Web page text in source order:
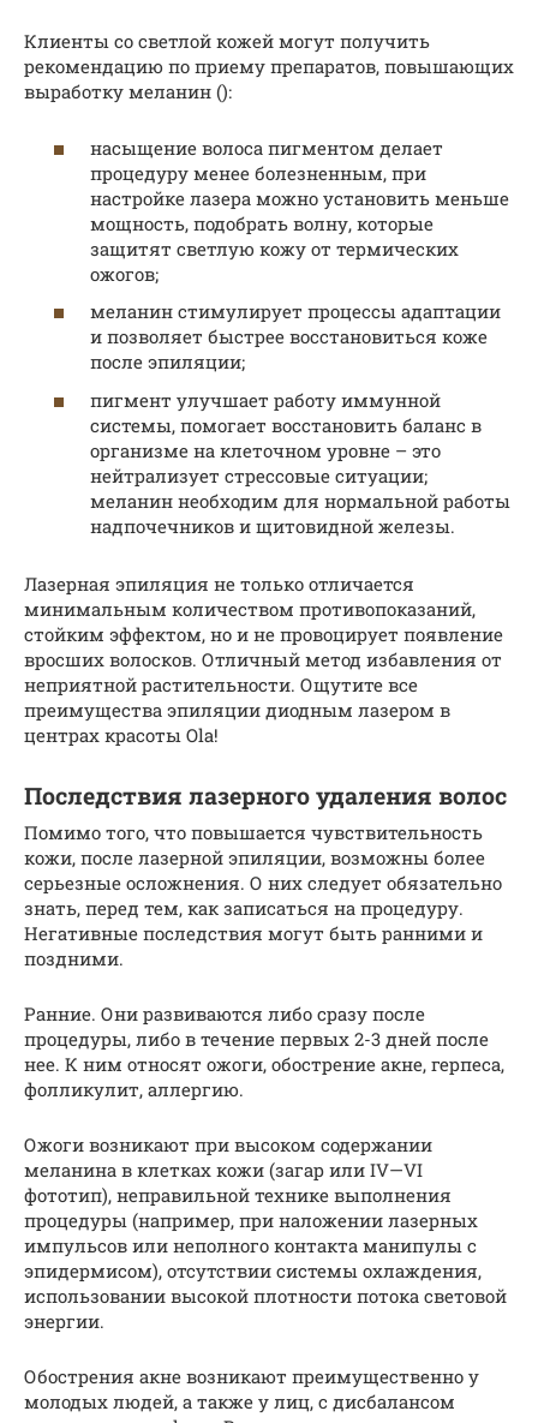
Клиенты со светлой кожей могут получить
рекомендацию по приему препаратов, повышающих
выработку меланин ():
насыщение волоса пигментом делает
процедуру менее болезненным, при
настройке лазера можно установить меньше
мощность, подобрать волну, которые
защитят светлую кожу от термических
ожогов;
меланин стимулирует процессы адаптации
и позволяет быстрее восстановиться коже
после эпиляции;
пигмент улучшает работу иммунной
системы, помогает восстановить баланс в
организме на клеточном уровне – это
нейтрализует стрессовые ситуации;
меланин необходим для нормальной работы
надпочечников и щитовидной железы.
Лазерная эпиляция не только отличается
минимальным количеством противопоказаний,
стойким эффектом, но и не провоцирует появление
вросших волосков. Отличный метод избавления от
неприятной растительности. Ощутите все
преимущества эпиляции диодным лазером в
центрах красоты Ola!
Последствия лазерного удаления волос
Помимо того, что повышается чувствительность
кожи, после лазерной эпиляции, возможны более
серьезные осложнения. О них следует обязательно
знать, перед тем, как записаться на процедуру.
Негативные последствия могут быть ранними и
поздними.
Ранние. Они развиваются либо сразу после
процедуры, либо в течение первых 2-3 дней после
нее. К ним относят ожоги, обострение акне, герпеса,
фолликулит, аллергию.
Ожоги возникают при высоком содержании
меланина в клетках кожи (загар или IV—VI
фототип), неправильной технике выполнения
процедуры (например, при наложении лазерных
импульсов или неполного контакта манипулы с
эпидермисом), отсутствии системы охлаждения,
использовании высокой плотности потока световой
энергии.
Обострения акне возникают преимущественно у
молодых людей, а также у лиц, с дисбалансом